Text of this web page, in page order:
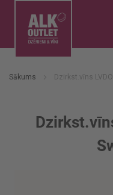
Sākums Dzirkst.vīns